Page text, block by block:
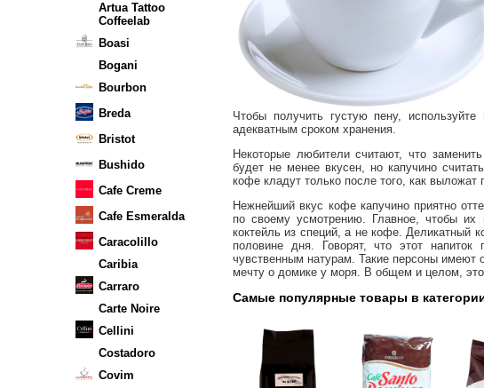
Artua Tattoo
Coffeelab
Boasi
Bogani
Bourbon
Breda
Bristot
Bushido
Cafe Creme
Cafe Esmeralda
Caracolillo
Caribia
Carraro
Carte Noire
Cellini
Costadoro
Covim
Чтобы получить густую пену,
адекватным сроком хранения.
Некоторые любители считают, что
будет не менее вкусен, но капучино
кофе кладут только после того, как выложат
Нежнейший вкус кофе капучино приятно
по своему усмотрению. Главное, чтобы
коктейль из специй, а не кофе. Деликатный
половине дня. Говорят, что этот
чувственным натурам. Такие персоны имеют
мечту о домике у моря. В общем и целом,
Самые популярные товары в